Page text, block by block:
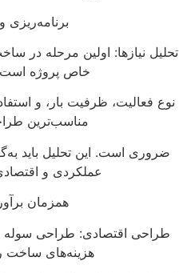
برنامه‌ریزی
تحلیل نیازها: اولین مرحله در
خاص پروژه است.
نوع فعالیت، ظرفیت بار، و
مناسب‌ترین
ضروری است. این تحلیل باید
عملکردی و
همزمان
طراحی اقتصادی: طراحی سوله
هزینه‌های ساخت